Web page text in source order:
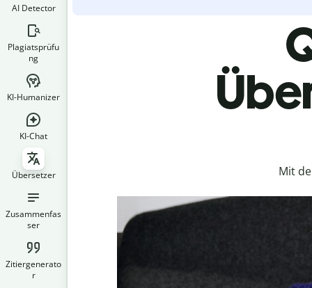
AI Detector
Plagiatsprüfu
ng
KI-Humanizer
KI-Chat
Übersetzer
Zusammenfas
ser
Zitiergenerato
r
Mit